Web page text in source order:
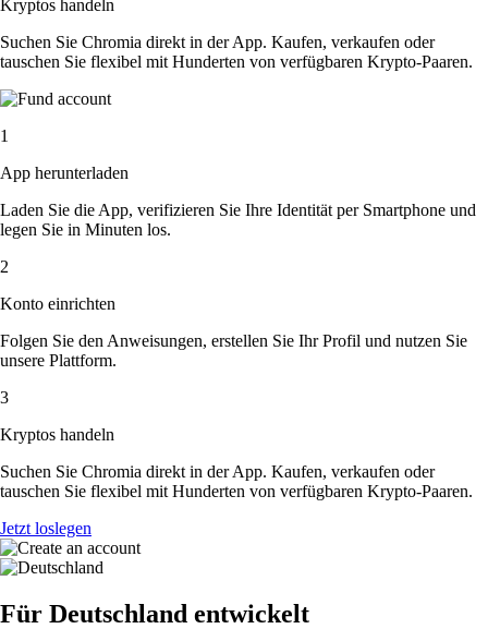
Kryptos handeln
Suchen Sie Chromia direkt in der App. Kaufen, verkaufen oder
tauschen Sie flexibel mit Hunderten von verfügbaren Krypto-Paaren.
1
App herunterladen
Laden Sie die App, verifizieren Sie Ihre Identität per Smartphone und
legen Sie in Minuten los.
2
Konto einrichten
Folgen Sie den Anweisungen, erstellen Sie Ihr Profil und nutzen Sie
unsere Plattform.
3
Kryptos handeln
Suchen Sie Chromia direkt in der App. Kaufen, verkaufen oder
tauschen Sie flexibel mit Hunderten von verfügbaren Krypto-Paaren.
Jetzt loslegen
Für Deutschland entwickelt